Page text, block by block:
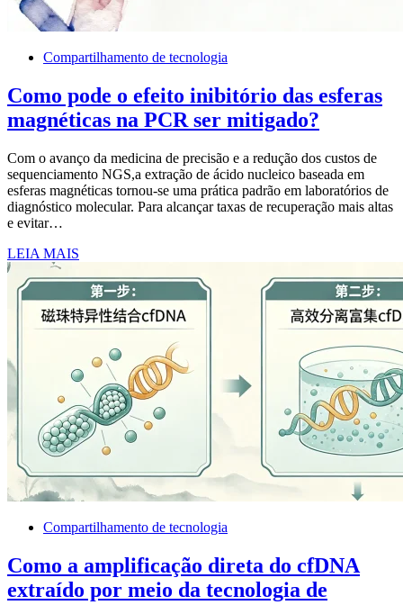
Compartilhamento de tecnologia
Como pode o efeito inibitório das esferas
magnéticas na PCR ser mitigado?
Com o avanço da medicina de precisão e a redução dos custos de
sequenciamento NGS,a extração de ácido nucleico baseada em
esferas magnéticas tornou-se uma prática padrão em laboratórios de
diagnóstico molecular. Para alcançar taxas de recuperação mais altas
e evitar…
LEIA MAIS
Compartilhamento de tecnologia
Como a amplificação direta do cfDNA
extraído por meio da tecnologia de